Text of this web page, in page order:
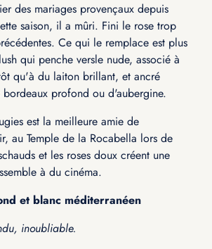
des mariages provençaux depuis
saison, il a mûri. Fini le rose trop
Ce qui le remplace est plus
qui penche versle nude, associé à
qu'à du laiton brillant, et ancré
bordeaux profond ou d'aubergine.
est la meilleure amie de
au Temple de la Rocabella lors de
et les roses doux créent une
à du cinéma.
et blanc méditerranéen
inoubliable.